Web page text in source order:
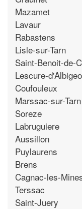
Mazamet
Lavaur
Rabastens
Lisle-sur-Tarn
Saint-Benoit-de-
Lescure-
Coufouleux
Marssac-sur-Tarn
Soreze
Labruguiere
Aussillon
Puylaurens
Brens
Cagnac-les-
Terssac
Saint-Juery